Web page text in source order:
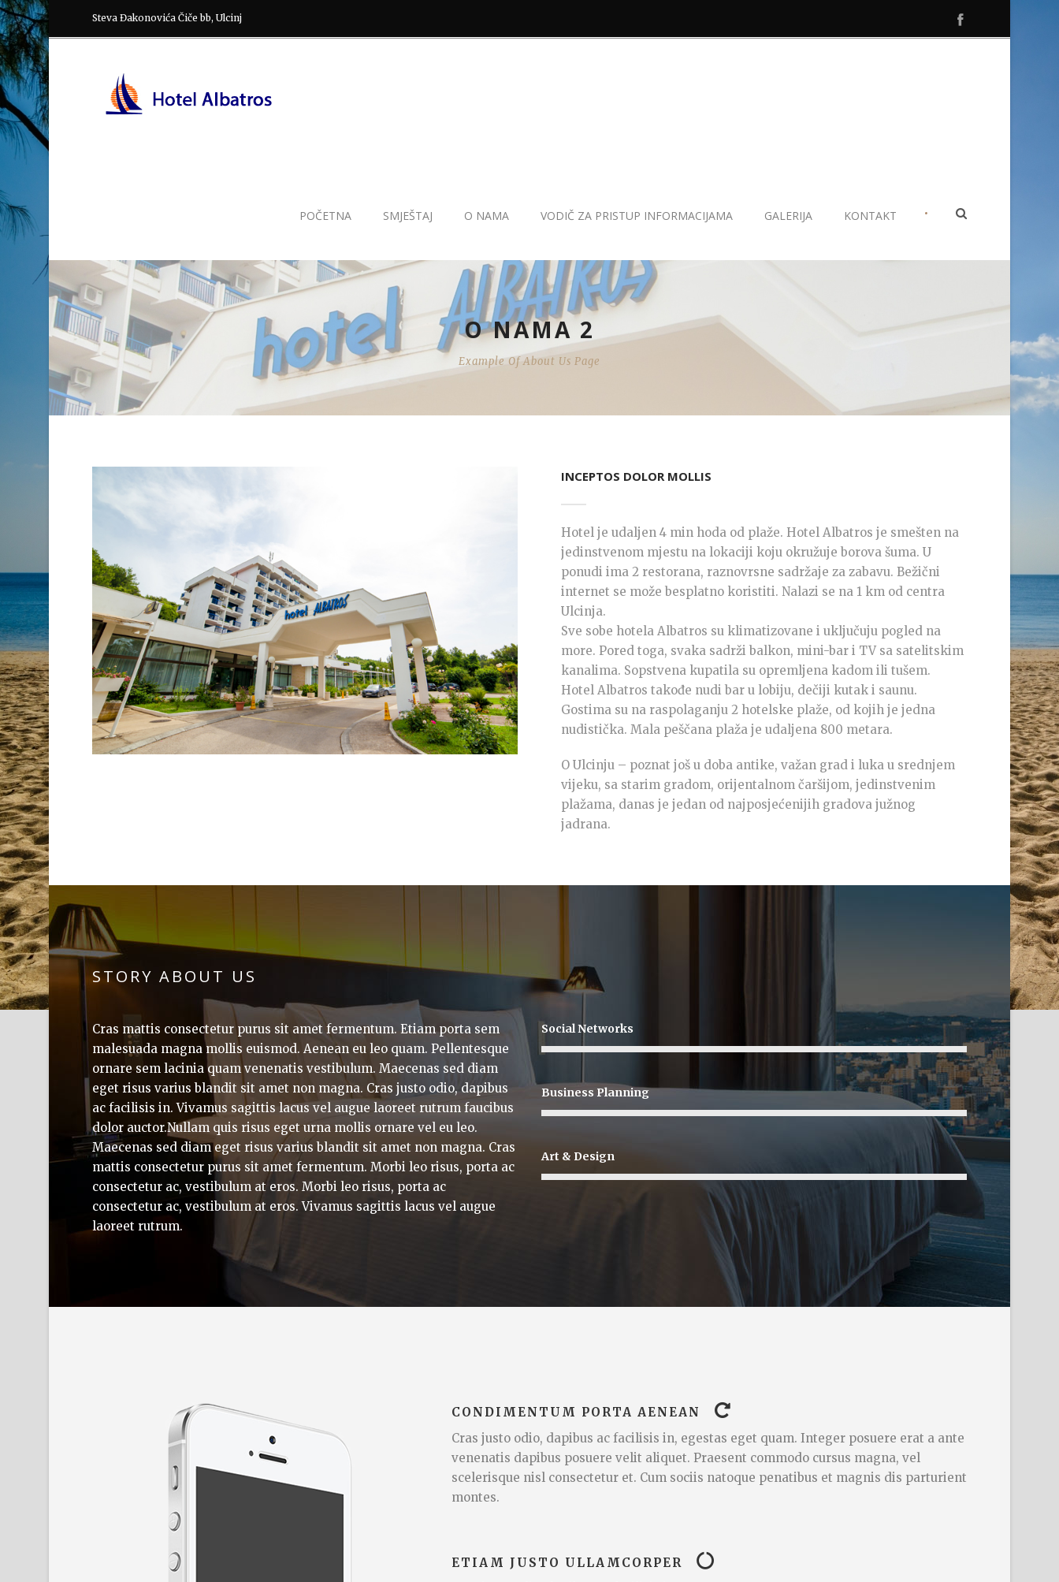
Steva Đakonovića Čiče bb, Ulcinj
POČETNA SMJEŠTAJ O NAMA VODIČ ZA PRISTUP INFORMACIJAMA GALERIJA KONTAKT •
O NAMA 2
Example Of About Us Page
INCEPTOS DOLOR MOLLIS
Hotel je udaljen 4 min hoda od plaže. Hotel Albatros je smešten na
jedinstvenom mjestu na lokaciji koju okružuje borova šuma. U
ponudi ima 2 restorana, raznovrsne sadržaje za zabavu. Bežični
internet se može besplatno koristiti. Nalazi se na 1 km od centra
Ulcinja.
Sve sobe hotela Albatros su klimatizovane i uključuju pogled na
more. Pored toga, svaka sadrži balkon, mini-bar i TV sa satelitskim
kanalima. Sopstvena kupatila su opremljena kadom ili tušem.
Hotel Albatros takođe nudi bar u lobiju, dečiji kutak i saunu.
Gostima su na raspolaganju 2 hotelske plaže, od kojih je jedna
nudistička. Mala peščana plaža je udaljena 800 metara.
O Ulcinju – poznat još u doba antike, važan grad i luka u srednjem
vijeku, sa starim gradom, orijentalnom čaršijom, jedinstvenim
plažama, danas je jedan od najposjećenijih gradova južnog
jadrana.
STORY ABOUT US
Cras mattis consectetur purus sit amet fermentum. Etiam porta sem
malesuada magna mollis euismod. Aenean eu leo quam. Pellentesque
ornare sem lacinia quam venenatis vestibulum. Maecenas sed diam
eget risus varius blandit sit amet non magna. Cras justo odio, dapibus
ac facilisis in. Vivamus sagittis lacus vel augue laoreet rutrum faucibus
dolor auctor.Nullam quis risus eget urna mollis ornare vel eu leo.
Maecenas sed diam eget risus varius blandit sit amet non magna. Cras
mattis consectetur purus sit amet fermentum. Morbi leo risus, porta ac
consectetur ac, vestibulum at eros. Morbi leo risus, porta ac
consectetur ac, vestibulum at eros. Vivamus sagittis lacus vel augue
laoreet rutrum.
Social Networks
Business Planning
Art & Design
CONDIMENTUM PORTA AENEAN
Cras justo odio, dapibus ac facilisis in, egestas eget quam. Integer posuere erat a ante
venenatis dapibus posuere velit aliquet. Praesent commodo cursus magna, vel
scelerisque nisl consectetur et. Cum sociis natoque penatibus et magnis dis parturient
montes.
ETIAM JUSTO ULLAMCORPER